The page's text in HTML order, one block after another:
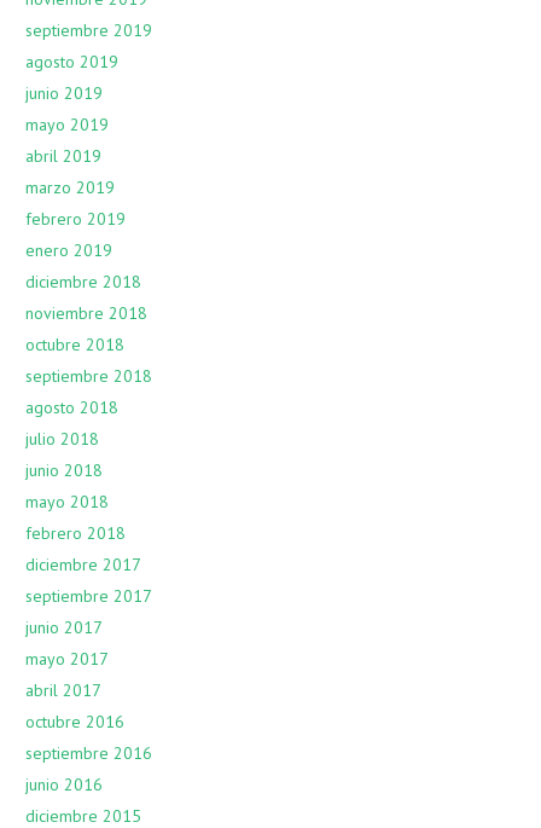
septiembre 2019
agosto 2019
junio 2019
mayo 2019
abril 2019
marzo 2019
febrero 2019
enero 2019
diciembre 2018
noviembre 2018
octubre 2018
septiembre 2018
agosto 2018
julio 2018
junio 2018
mayo 2018
febrero 2018
diciembre 2017
septiembre 2017
junio 2017
mayo 2017
abril 2017
octubre 2016
septiembre 2016
junio 2016
diciembre 2015